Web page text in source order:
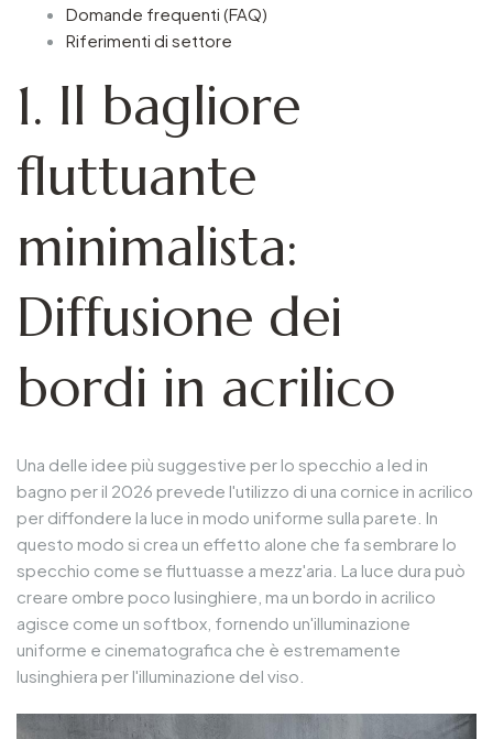
Domande frequenti (FAQ)
Riferimenti di settore
1. Il bagliore
fluttuante
minimalista:
Diffusione dei
bordi in acrilico
Una delle idee più suggestive per lo specchio a led in
bagno per il 2026 prevede l'utilizzo di una cornice in acrilico
per diffondere la luce in modo uniforme sulla parete. In
questo modo si crea un effetto alone che fa sembrare lo
specchio come se fluttuasse a mezz'aria. La luce dura può
creare ombre poco lusinghiere, ma un bordo in acrilico
agisce come un softbox, fornendo un'illuminazione
uniforme e cinematografica che è estremamente
lusinghiera per l'illuminazione del viso.